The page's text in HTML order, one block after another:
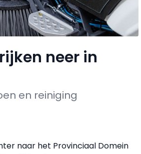
neer in
en reiniging
naar het Provinciaal Domein